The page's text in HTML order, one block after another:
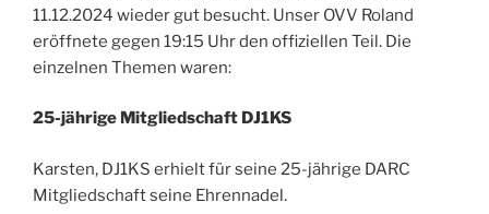
11.12.2024 wieder gut besucht. Unser OVV Roland
eröffnete gegen 19:15 Uhr den offiziellen Teil. Die
einzelnen Themen waren:
25-jährige Mitgliedschaft DJ1KS
Karsten, DJ1KS erhielt für seine 25-jährige DARC
Mitgliedschaft seine Ehrennadel.